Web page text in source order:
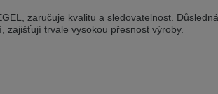
zaručuje kvalitu a sledovatelnost.
trvale vysokou přesnost výroby.